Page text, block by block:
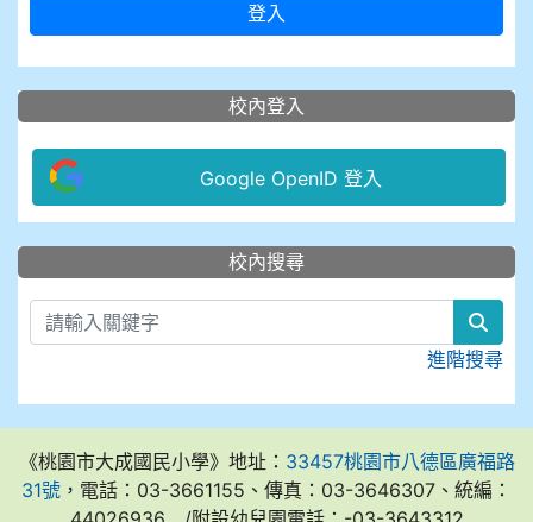
登入
校內登入
Google OpenID 登入
::: 校內搜尋
進階搜尋
《桃園市大成國民小學》地址： 33457桃園市八德區廣福路
31號 ，電話：03-3661155、傳真：03-3646307、統編：